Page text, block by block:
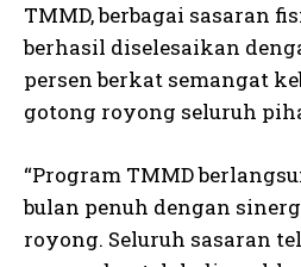
TMMD, berbagai sasaran
berhasil diselesaikan
persen berkat semangat
gotong royong seluruh
“Program TMMD
bulan penuh dengan
royong. Seluruh sasaran